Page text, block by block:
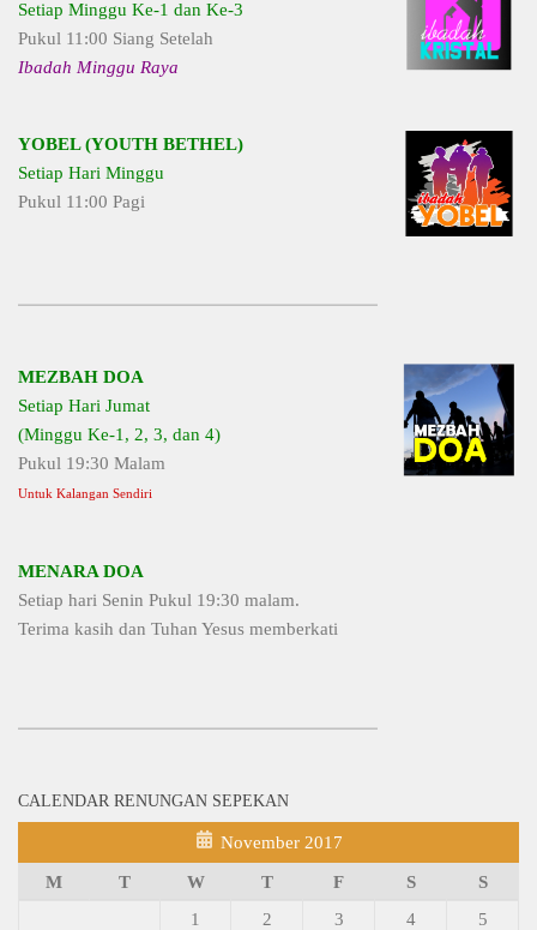
Setiap Minggu Ke-1 dan Ke-3
Pukul 11:00 Siang Setelah
Ibadah Minggu Raya
YOBEL (YOUTH BETHEL)
Setiap Hari Minggu
Pukul 11:00 Pagi
MEZBAH DOA
Setiap Hari Jumat
(Minggu Ke-1, 2, 3, dan 4)
Pukul 19:30 Malam
Untuk Kalangan Sendiri
MENARA DOA
Setiap hari Senin Pukul 19:30 malam.
Terima kasih dan Tuhan Yesus memberkati
CALENDAR RENUNGAN SEPEKAN
November 2017
M T W T F S
S
1
2 3 4
5